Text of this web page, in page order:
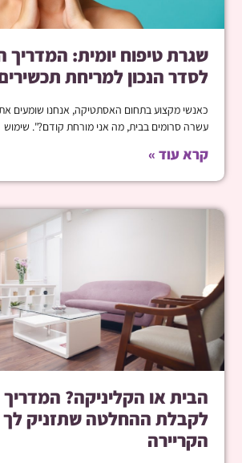
שגרת טיפוח יומית: המדריך
לסדר הנכון למריחת
כאנשי מקצוע בתחום האסתטיקה, אנחנו שומעים
עשרה סרומים בבית, מה אני מורחת קודם?". שימוש
קרא עוד »
הבית או הקליניקה?
לקבלת ההחלטה שתזניק
הקריירה